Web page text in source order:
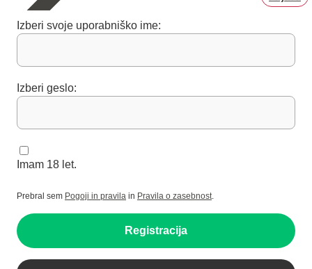
Izberi svoje uporabniško ime:
Izberi geslo:
Imam 18 let.
Prebral sem Pogoji in pravila in Pravila o zasebnost.
Registracija